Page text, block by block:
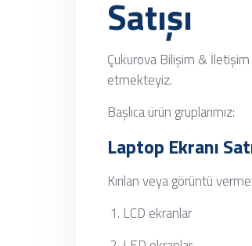
Satışı
Çukurova Bilişim &
etmekteyiz.
Başlıca ürün gruplarımız:
Laptop Ekranı
Kırılan veya görüntü
LCD ekranlar